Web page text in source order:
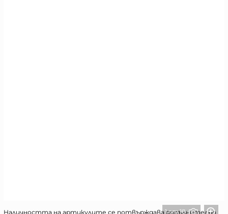
1 от 18
Наличността на артикулите се потвърждава допълнително